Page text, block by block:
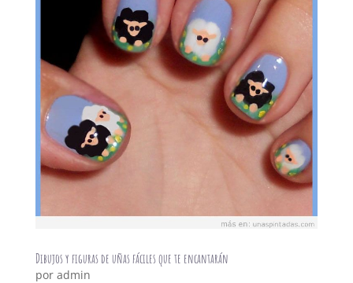
Dibujos y figuras de uñas fáciles que te encantarán
por admin